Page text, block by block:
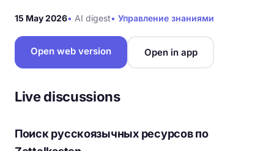
15 May 2026• AI digest• Управление знаниями
Open web version Open in app
Live discussions
Поиск русскоязычных ресурсов по